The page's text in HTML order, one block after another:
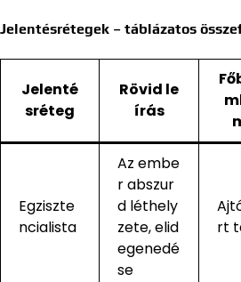
Jelentésrétegek – táblázatos
Jelenté
sréteg
Rövid le
írás
Egziszte
ncialista
Az embe
r abszur
d léthely
zete, elid
egenedé
se
rt